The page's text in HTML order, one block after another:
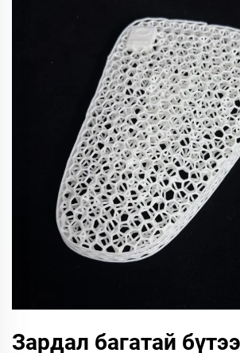
Зардал багатай